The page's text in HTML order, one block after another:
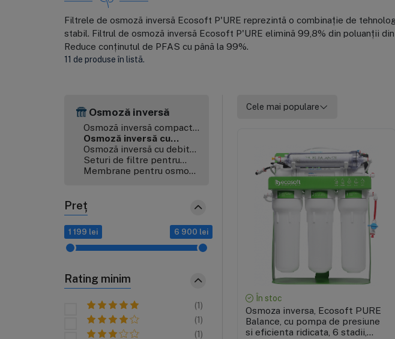
Filtrele de osmoză inversă Ecosoft P'URE reprezintă o combinație de
stabil. Filtrul de osmoză inversă Ecosoft P'URE elimină 99,8% din poluanții
Reduce conținutul de PFAS cu până la 99%.
11 de produse în listă.
Osmoză inversă
Osmoză inversă compactă
(7)
Osmoză inversă cu
pompă (11)
Osmoză inversă cu debit
direct (11)
Seturi de filtre pentru
osmoză inversă (13)
Membrane pentru osmoză
Preț
1 199 lei 6 900 lei
Rating minim
(1)
(1)
(1)
Cele mai populare
Vizualizare rapidă
În stoc
Osmoza inversa, Ecosoft PURE
Balance, cu pompa de presiune
si eficienta ridicata, 6 stadii,